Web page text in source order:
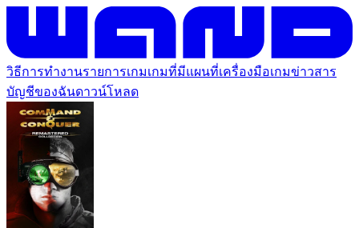
วิธีการทำงานรายการเกมเกมที่มีแผนที่เครื่องมือเกมข่าวสาร
บัญชีของฉันดาวน์โหลด